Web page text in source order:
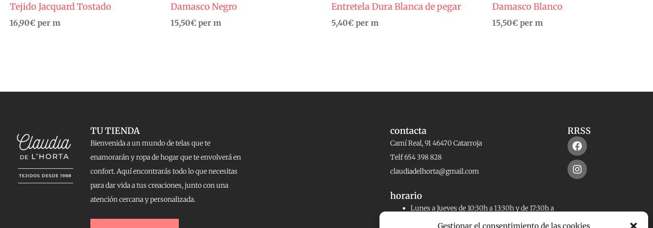
Gestionar el consentimiento de las cookies
Tejido Jacquard Tostado
16,90€ per m
Damasco Negro
15,50€ per m
Entretela Dura Blanca de pegar
5,40€ per m
Damasco Blanco
15,50€ per m
TU TIENDA
Bienvenida a un mundo de telas que te
enamorarán y ropa de hogar que te envolverá en
confort. Aquí encontrarás todo lo que necesitas
para dar vida a tus creaciones, junto con una
atención cercana y personalizada.
contacta
Camí Real, 91 46470 Catarroja
Telf 654 398 828
claudiadelhorta@gmail.com
horario
Lunes a Jueves de 10:30h a 13:30h y de 17:30h a
RRSS
Facebook
Instagram